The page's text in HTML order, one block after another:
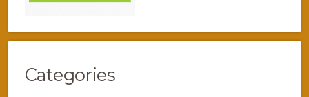
Categories